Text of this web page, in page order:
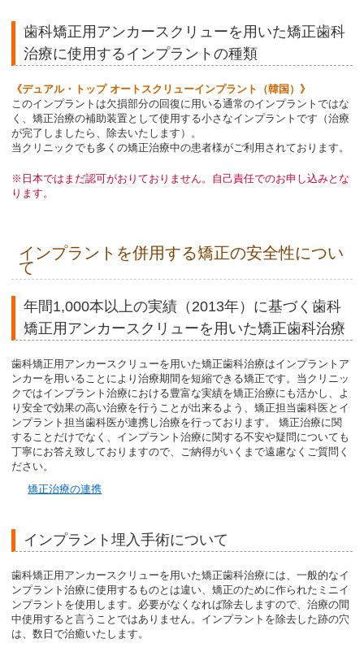
歯科矯正用アンカースクリューを用いた矯正歯科
治療に使用するインプラントの種類
《デュアル・トップ オートスクリューインプラント（韓国）》
このインプラントは欠損部分の回復に用いる通常のインプラントではな
く、矯正治療の補助装置として使用する小さなインプラントです（治療
が完了しましたら、除去いたします）。
当クリニックでも多くの矯正治療中の患者様がご利用されております。
※日本ではまだ認可がおりておりません。自己責任でのお申し込みとな
ります。
インプラントを併用する矯正の安全性につい
て
年間1,000本以上の実績（2013年）に基づく歯科
矯正用アンカースクリューを用いた矯正歯科治療
歯科矯正用アンカースクリューを用いた矯正歯科治療はインプラントア
ンカーを用いることにより治療期間を短縮できる矯正です。当クリニッ
クではインプラント治療における豊富な実績を矯正治療にも活かし、よ
り安全で効果の高い治療を行うことが出来るよう、矯正担当歯科医とイ
ンプラント担当歯科医が連携し治療を行っております。 矯正治療に関
することだけでなく、インプラント治療に関する不安や疑問についても
丁寧にお答え致しておりますので、ご納得がいくまで遠慮なくご質問く
ださい。
矯正治療の連携
インプラント埋入手術について
歯科矯正用アンカースクリューを用いた矯正歯科治療には、一般的なイ
ンプラント治療に使用するものとは違い、矯正のために作られたミニイ
ンプラントを使用します。必要がなくなれば除去しますので、治療の間
中使用すると言うことではありません。インプラントを除去した跡の穴
は、数日で治癒いたします。